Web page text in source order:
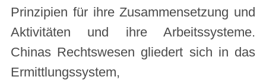
Prinzipien für ihre Zusammensetzung und
Aktivitäten und ihre Arbeitssysteme.
Chinas Rechtswesen gliedert sich in das
Ermittlungssystem,